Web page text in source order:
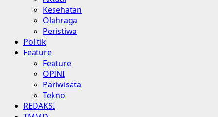
Kesehatan
Olahraga
Peristiwa
Politik
Feature
Feature
OPINI
Pariwisata
Tekno
REDAKSI